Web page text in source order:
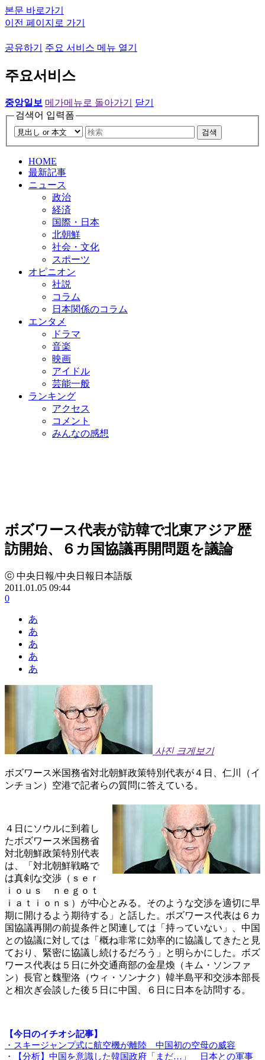
본문 바로가기
이전 페이지로 가기
공유하기 주요 서비스 메뉴 열기
주요서비스
중앙일보 메가메뉴로 돌아가기
닫기
검색어 입력폼
검색
HOME
最新記事
ニュース
政治
経済
国際・日本
北朝鮮
社会・文化
スポーツ
オピニオン
社説
コラム
日本関係のコラム
エンタメ
ドラマ
音楽
映画
アイドル
芸能一般
ランキング
アクセス
コメント
みんなの感想
ボズワース代表が訪韓で北東アジア歴
訪開始、６カ国協議再開問題を議論
ⓒ 中央日報/中央日報日本語版
2011.01.05 09:44
0
あ
あ
あ
あ
あ
사진 크게보기
ボズワース米国務省対北朝鮮政策特別代表が４日、仁川（イ
ンチョン）空港で記者らの質問に答えている。
４日にソウルに到着し
たボズワース米国務省
対北朝鮮政策特別代表
は、「対北朝鮮戦略で
は真剣な交渉（ｓｅｒ
ｉｏｕｓ ｎｅｇｏｔ
ｉａｔｉｏｎｓ）が中心とみる。そのような交渉を適切に早
期に開けるよう期待する」と話した。ボズワース代表は６カ
国協議再開の前提条件と関連しては「持っていない」、中国
との協議に対しては「概ね非常に効率的に協議してきたと見
ており、緊密に協議し続けるだろう」と明らかにした。ボズ
ワース代表は５日に外交通商部の金星煥（キム・ソンファ
ン）長官と魏聖洛（ウィ・ソンナク）韓半島平和交渉本部長
と相次ぎ会談した後５日に中国、６日に日本を訪問する。
【今日のイチオシ記事】
・スキージャンプ式に航空機が離陸 中国初の空母の威容
・【分析】中国を意識した韓国政府「まだ…」 日本との軍事